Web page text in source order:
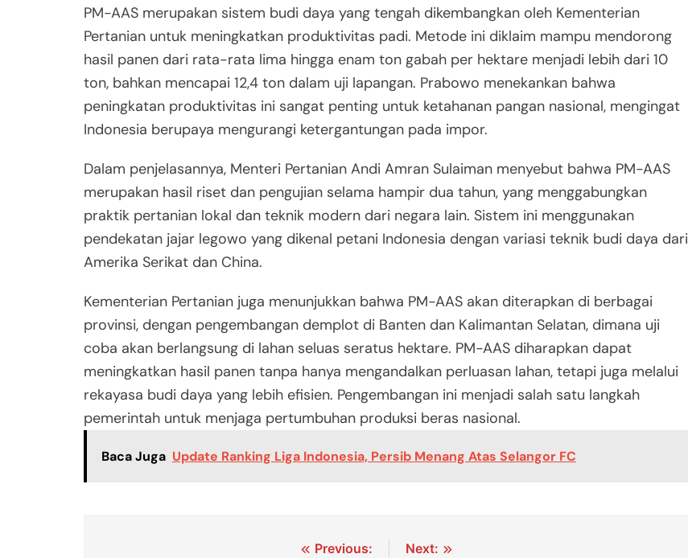
PM-AAS merupakan sistem budi daya yang tengah dikembangkan oleh Kementerian
Pertanian untuk meningkatkan produktivitas padi. Metode ini diklaim mampu mendorong
hasil panen dari rata-rata lima hingga enam ton gabah per hektare menjadi lebih dari 10
ton, bahkan mencapai 12,4 ton dalam uji lapangan. Prabowo menekankan bahwa
peningkatan produktivitas ini sangat penting untuk ketahanan pangan nasional, mengingat
Indonesia berupaya mengurangi ketergantungan pada impor.
Dalam penjelasannya, Menteri Pertanian Andi Amran Sulaiman menyebut bahwa PM-AAS
merupakan hasil riset dan pengujian selama hampir dua tahun, yang menggabungkan
praktik pertanian lokal dan teknik modern dari negara lain. Sistem ini menggunakan
pendekatan jajar legowo yang dikenal petani Indonesia dengan variasi teknik budi daya dari
Amerika Serikat dan China.
Kementerian Pertanian juga menunjukkan bahwa PM-AAS akan diterapkan di berbagai
provinsi, dengan pengembangan demplot di Banten dan Kalimantan Selatan, dimana uji
coba akan berlangsung di lahan seluas seratus hektare. PM-AAS diharapkan dapat
meningkatkan hasil panen tanpa hanya mengandalkan perluasan lahan, tetapi juga melalui
rekayasa budi daya yang lebih efisien. Pengembangan ini menjadi salah satu langkah
pemerintah untuk menjaga pertumbuhan produksi beras nasional.
Baca Juga Update Ranking Liga Indonesia, Persib Menang Atas Selangor FC
Previous:
Next: